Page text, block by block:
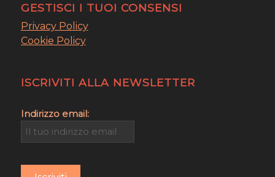
GESTISCI I TUOI CONSENSI
Privacy Policy
Cookie Policy
ISCRIVITI ALLA NEWSLETTER
Indirizzo email: